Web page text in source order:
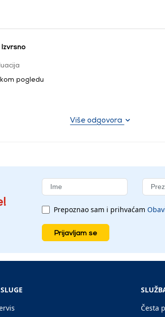
Izvrsno
pogledu
Više odgovora
Prepoznao sam i prihvaćam
Prijavljam se
Česta